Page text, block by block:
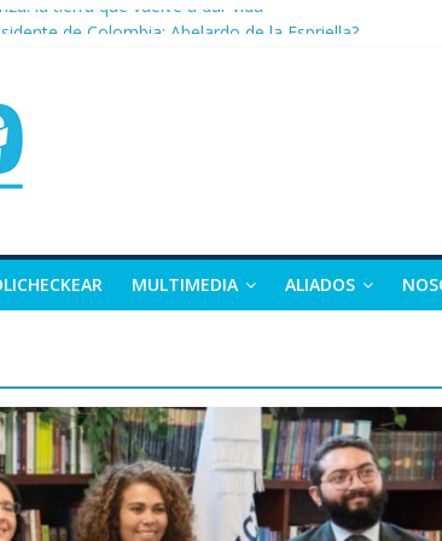
la tierra que vuelve a dar vida
exvicepresidente y figura clave de la política
y Nariño deja 21 muertos y más de 50 heridos
MULTIMEDIA ALIADOS